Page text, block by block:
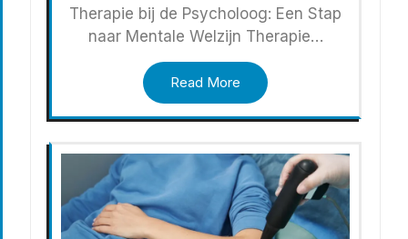
Therapie bij de Psycholoog: Een Stap
naar Mentale Welzijn Therapie…
Read More